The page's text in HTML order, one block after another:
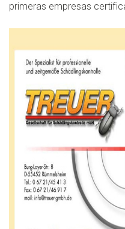
primeras empresas